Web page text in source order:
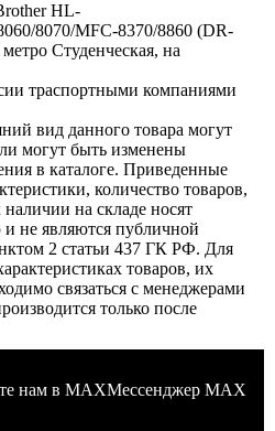
HL-
8070/MFC-8370/8860 (DR-
Студенческая, на
траспортными компаниями
вид данного товара могут
могут быть изменены
в каталоге. Приведенные
количество товаров,
на складе носят
и не являются публичной
2 статьи 437 ГК РФ. Для
товаров, их
связаться с менеджерами
только после
Мессенджер MAX